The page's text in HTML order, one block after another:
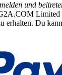
und
Limited
erhalten. Du